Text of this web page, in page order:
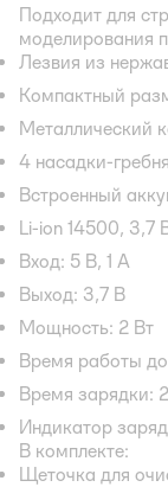
Подходит для
моделирования
Лезвия из
Компактный
Металлический
4 насадки-
Встроенный
Li-ion 14500, 3,7
Вход: 5 В, 1 А
Выход: 3,7 В
Мощность: 2 Вт
Время работы
Время зарядки:
Индикатор
В комплекте:
Щеточка для